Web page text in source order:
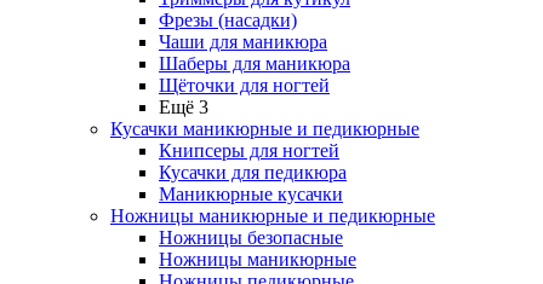
Фрезы (насадки)
Чаши для маникюра
Шаберы для маникюра
Щёточки для ногтей
Ещё 3
Кусачки маникюрные и педикюрные
Книпсеры для ногтей
Кусачки для педикюра
Маникюрные кусачки
Ножницы маникюрные и педикюрные
Ножницы безопасные
Ножницы маникюрные